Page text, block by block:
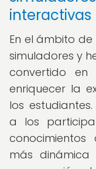
interactivas
En el ámbito de
simuladores y
convertido
enriquecer la
los
a los
más